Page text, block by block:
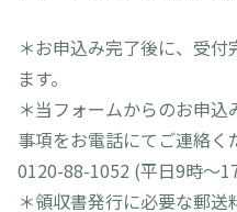
＊お申込み完了後に、受
ます。
＊当フォームからのお申
事項をお電話にてご連絡く
0120-88-1052 (平日9時～17
＊領収書発行に必要な郵